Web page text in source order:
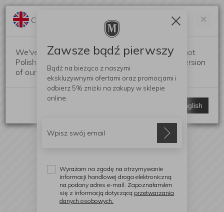
×
Change language?
We've detected that your browser language is not
Polish. Would you like to switch to the English version
of our website?
Switch to English
Zawsze bądź pierwszy
Bądź na bieżąco z naszymi
ekskluzywnymi ofertami oraz promocjami i
odbierz 5% zniżki na zakupy w sklepie
online.
Wyrażam na zgodę na otrzymywanie
informacji handlowej droga elektroniczną
na podany adres e-mail. Zapoznałam/em
się z informacją dotyczącą przetwarzania
danych osobowych.